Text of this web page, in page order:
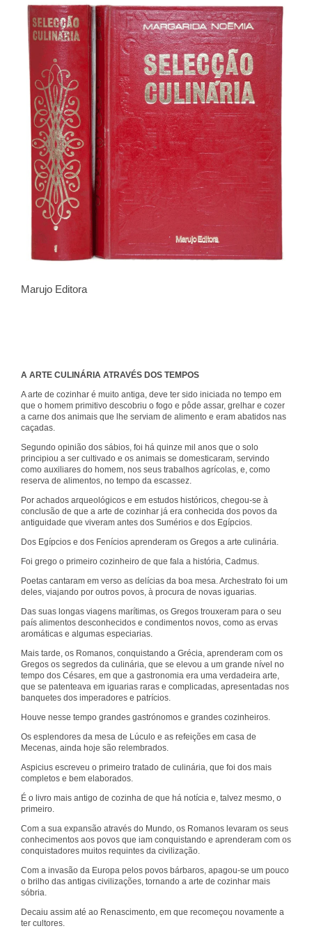
Marujo Editora
A ARTE CULINÁRIA ATRAVÉS DOS TEMPOS
A arte de cozinhar é muito antiga, deve ter sido iniciada no tempo em
que o homem primitivo descobriu o fogo e pôde assar, grelhar e cozer
a carne dos animais que lhe serviam de alimento e eram abatidos nas
caçadas.
Segundo opinião dos sábios, foi há quinze mil anos que o solo
principiou a ser cultivado e os animais se domesticaram, servindo
como auxiliares do homem, nos seus trabalhos agrícolas, e, como
reserva de alimentos, no tempo da escassez.
Por achados arqueológicos e em estudos históricos, chegou-se à
conclusão de que a arte de cozinhar já era conhecida dos povos da
antiguidade que viveram antes dos Sumérios e dos Egípcios.
Dos Egípcios e dos Fenícios aprenderam os Gregos a arte culinária.
Foi grego o primeiro cozinheiro de que fala a história, Cadmus.
Poetas cantaram em verso as delícias da boa mesa. Archestrato foi um
deles, viajando por outros povos, à procura de novas iguarias.
Das suas longas viagens marítimas, os Gregos trouxeram para o seu
país alimentos desconhecidos e condimentos novos, como as ervas
aromáticas e algumas especiarias.
Mais tarde, os Romanos, conquistando a Grécia, aprenderam com os
Gregos os segredos da culinária, que se elevou a um grande nível no
tempo dos Césares, em que a gastronomia era uma verdadeira arte,
que se patenteava em iguarias raras e complicadas, apresentadas nos
banquetes dos imperadores e patrícios.
Houve nesse tempo grandes gastrónomos e grandes cozinheiros.
Os esplendores da mesa de Lúculo e as refeições em casa de
Mecenas, ainda hoje são relembrados.
Aspicius escreveu o primeiro tratado de culinária, que foi dos mais
completos e bem elaborados.
É o livro mais antigo de cozinha de que há notícia e, talvez mesmo, o
primeiro.
Com a sua expansão através do Mundo, os Romanos levaram os seus
conhecimentos aos povos que iam conquistando e aprenderam com os
conquistadores muitos requintes da civilização.
Com a invasão da Europa pelos povos bárbaros, apagou-se um pouco
o brilho das antigas civilizações, tornando a arte de cozinhar mais
sóbria.
Decaiu assim até ao Renascimento, em que recomeçou novamente a
ter cultores.